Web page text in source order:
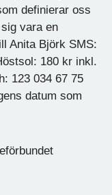
definierar oss
vara en
Anita Björk SMS:
180 kr inkl.
123 034 67 75
datum som